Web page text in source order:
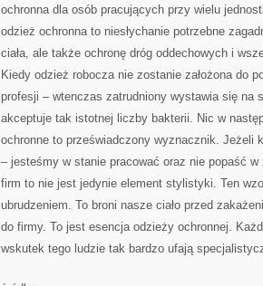
ochronna dla osób pracujących przy wielu
odzież ochronna to niesłychanie potrzebne
ciała, ale także ochronę dróg oddechowych i
Kiedy odzież robocza nie zostanie założona do
profesji – wtenczas zatrudniony wystawia się na
akceptuje tak istotnej liczby bakterii. Nic w
ochronne to przeświadczony wyznacznik. Jeżeli
– jesteśmy w stanie pracować oraz nie popaść
firm to nie jest jedynie element stylistyki. Ten
ubrudzeniem. To broni nasze ciało przed
do firmy. To jest esencja odzieży ochronnej.
wskutek tego ludzie tak bardzo ufają